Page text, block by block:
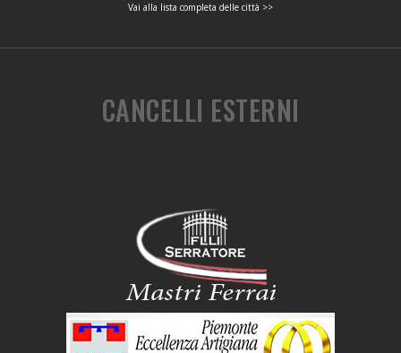
Vai alla lista completa delle città >>
CANCELLI ESTERNI